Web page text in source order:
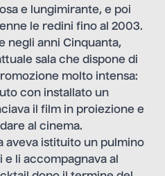
e lungimirante, e poi
le redini fino al 2003.
negli anni Cinquanta,
sala che dispone di
molto intensa:
con installato un
il film in proiezione e
al cinema.
aveva istituito un pulmino
li accompagnava al